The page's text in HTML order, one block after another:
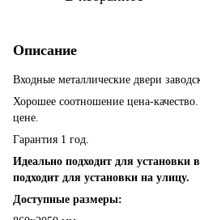
Описание
Входные металлические двери
Хорошее соотношение цена-
цене.
Гарантия 1 год.
Идеально подходит для установки
подходит для установки на улицу.
Доступные размеры: